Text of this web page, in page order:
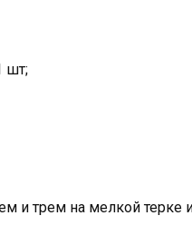
шт;
и трем на мелкой терке